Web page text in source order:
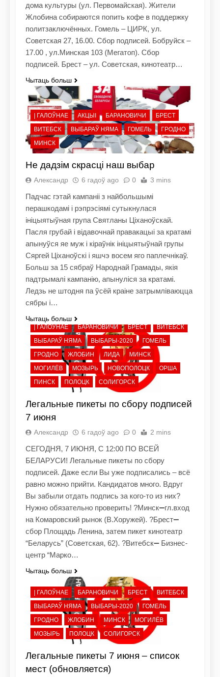
дома культуры (ул. Первомайская). Жители
Жлобина собираются попить кофе в поддержку
политзаключённых. Гомель – ЦИРК, ул.
Советская 27, 16.00. Сбор подписей. Бобруйск –
17.00 , ул.Минская 103 (Мегатоп). Сбор
подписей. Брест – ул. Советская, кинотеатр…
Чытаць больш
| ГАЛОЎНАЕ АКЦЫІ БАРАНОВИЧИ
БРЕСТ
ВИТЕБСК
ВЫБАРАЎ НЯМА ГОМЕЛЬ
ГРОДНО
МИНСК
Не дадзім скрасці наш выбар
Александр 6 гадоў ago 0 3 mins
Падчас гэтай кампаніі з найбольшымі
перашкодамі і рэпрэсіямі сутыкнулася
ініцыятыўная група Святланы Ціханоўскай.
Пасля грубай і відавочнай правакацыі за кратамі
апынуўся яе муж і кіраўнік ініцыятыўнай групы
Сяргей Ціханоўскі і яшчэ восем яго паплечнікаў.
Больш за 15 сябраў Народнай Грамады, якія
падтрымалі кампанію, апынуліся за кратамі.
Ледзь не штодня па ўсёй краіне затрымліваюцца
сябры і…
Чытаць больш
| ГАЛОЎНАЕ БАРАНОВИЧИ БРЕСТ
ВИТЕБСК
ВЫБАРАЎ НЯМА
ВЫБАРЫ-2020
ГОМЕЛЬ
ГРОДНО
ЖЛОБИН ЛИДА
МИНСК
МОГИЛЁВ
МОЗЫРЬ НОВОПОЛОЦК
ОРША
ПИНСК
ПОЛОЦК СОЛИГОРСК
Легальные пикеты по сбору подписей
7 июня
Александр 6 гадоў ago 0 2 mins
СЕГОДНЯ, 7 ИЮНЯ, С 12:00 ПО ВСЕЙ
БЕЛАРУСИ! Легальные пикеты по сбору
подписей. Даже если Вы уже подписались – всё
равно можно прийти. Кандидатов много. Вдруг
Вы забыли отдать подпись за кого-то из них?
Нужно обязательно проверить! ?Минск➖гл.вход
на Комаровский рынок (В.Хоружей). ?Брест➖
сбор Площадь Ленина, затем пикет кинотеатр
“Беларусь” (Советская, 62). ?Витебск➖ Бизнес-
центр “Марко…
Чытаць больш
| ГАЛОЎНАЕ БАРАНОВИЧИ БРЕСТ
ВИТЕБСК
ВЫБАРАЎ НЯМА
ВЫБАРЫ-2020
ГОМЕЛЬ
ГРОДНО
ЖЛОБИН МИНСК
МОГИЛЁВ
МОЗЫРЬ
ПОЛОЦК СОЛИГОРСК
Легальные пикеты 7 июня – список
мест (обновляется)